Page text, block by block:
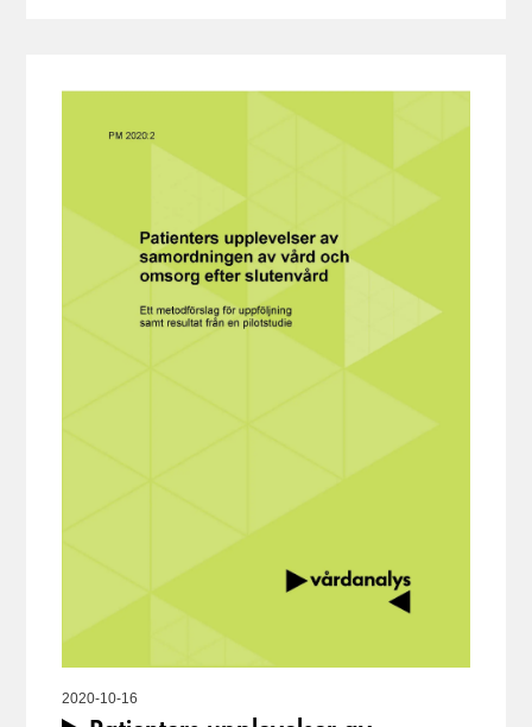
2020-10-16